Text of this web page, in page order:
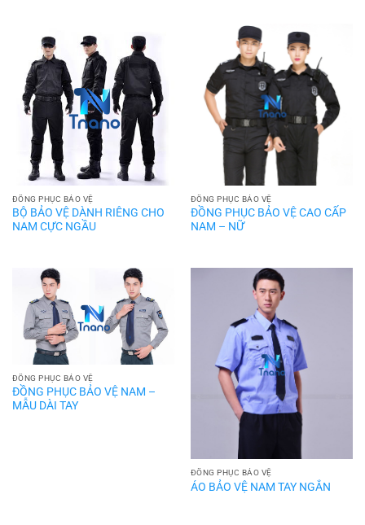
ĐỒNG PHỤC BẢO VỆ
BỘ BẢO VỆ DÀNH RIÊNG CHO
NAM CỰC NGẦU
ĐỒNG PHỤC BẢO VỆ
ĐỒNG PHỤC BẢO VỆ CAO CẤP
NAM – NỮ
ĐỒNG PHỤC BẢO VỆ
ĐỒNG PHỤC BẢO VỆ NAM –
MẪU DÀI TAY
ĐỒNG PHỤC BẢO VỆ
ÁO BẢO VỆ NAM TAY NGẮN